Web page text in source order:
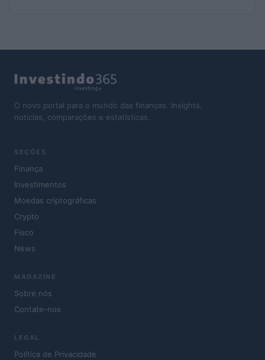
O novo portal para o mundo das finanças. Insights,
notícias, comparações e estatísticas.
SEÇÕES
Finança
Investimentos
Moedas criptográficas
Crypto
Fisco
News
MAGAZINE
Sobre nós
Contate-nos
LEGAL
Política de Privacidade